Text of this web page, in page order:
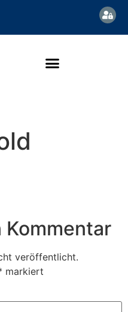
Kommentar
veröffentlicht.
markiert